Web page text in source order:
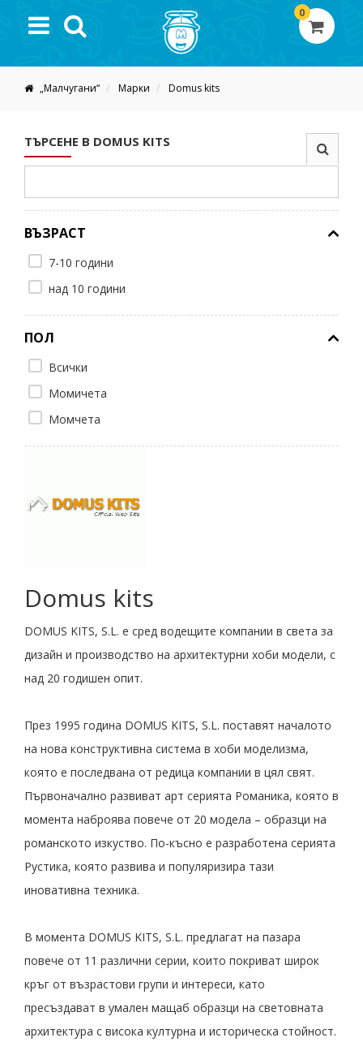
0
„Малчугани“ Марки Domus kits
ТЪРСЕНЕ В DOMUS KITS
ВЪЗРАСТ
7-10 години
над 10 години
ПОЛ
Всички
Момичета
Момчета
Domus kits
DOMUS KITS, S.L. е сред водещите компании в света за
дизайн и производство на архитектурни хоби модели, с
над 20 годишен опит.
През 1995 година DOMUS KITS, S.L. поставят началото
на нова конструктивна система в хоби моделизма,
която е последвана от редица компании в цял свят.
Първоначално развиват арт серията Романика, която в
момента наброява повече от 20 модела – образци на
романското изкуство. По-късно е разработена серията
Рустика, която развива и популяризира тази
иновативна техника.
В момента DOMUS KITS, S.L. предлагат на пазара
повече от 11 различни серии, които покриват широк
кръг от възрастови групи и интереси, като
пресъздават в умален мащаб образци на световната
архитектура с висока културна и историческа стойност.